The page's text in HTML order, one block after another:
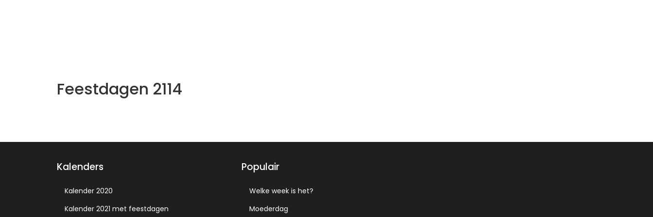
Feestdagen 2114
Kalenders
Kalender 2020
Kalender 2021 met feestdagen
Populair
Welke week is het?
Moederdag